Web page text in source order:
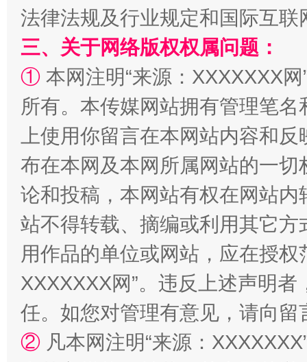
国家大学科技园优化重塑工作
扯下公款旅游的“隐身衣” 如何以
法律法规及行业规定和国际互
三、关于网络版权权属问题：
① 本网注明“来源：XXXXXXX
所有。本传媒网站拥有管理笔
上使用你留言在本网站内容和
布在本网及本网所属网站的一
论和投稿，本网站有权在网站
站不得转载、摘编或利用其它
用作品的单位或网站，应在授
XXXXXXX网”。违反上述声明
任。如您对管理有意见，请向
② 凡本网注明“来源：